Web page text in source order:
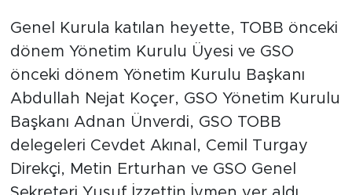
Genel Kurula katılan heyette, TOBB önceki
dönem Yönetim Kurulu Üyesi ve GSO
önceki dönem Yönetim Kurulu Başkanı
Abdullah Nejat Koçer, GSO Yönetim Kurulu
Başkanı Adnan Ünverdi, GSO TOBB
delegeleri Cevdet Akınal, Cemil Turgay
Direkçi, Metin Erturhan ve GSO Genel